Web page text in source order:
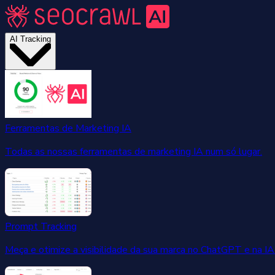
AI Tracking
Ferramentas de Marketing IA
Todas as nossas ferramentas de marketing IA num só lugar.
Prompt Tracking
Meça e otimize a visibilidade da sua marca no ChatGPT e na